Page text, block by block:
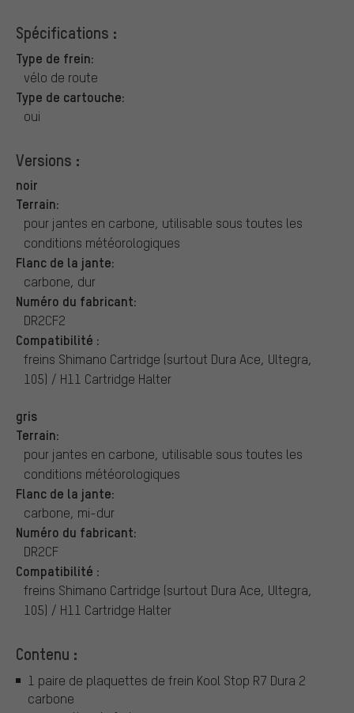
Spécifications :
Type de frein:
vélo de route
Type de cartouche:
oui
Versions :
noir
Terrain:
pour jantes en carbone, utilisable sous toutes les
conditions météorologiques
Flanc de la jante:
carbone, dur
Numéro du fabricant:
DR2CF2
Compatibilité :
freins Shimano Cartridge (surtout Dura Ace, Ultegra,
105) / H11 Cartridge Halter
gris
Terrain:
pour jantes en carbone, utilisable sous toutes les
conditions météorologiques
Flanc de la jante:
carbone, mi-dur
Numéro du fabricant:
DR2CF
Compatibilité :
freins Shimano Cartridge (surtout Dura Ace, Ultegra,
105) / H11 Cartridge Halter
Contenu :
1 paire de plaquettes de frein Kool Stop R7 Dura 2
carbone